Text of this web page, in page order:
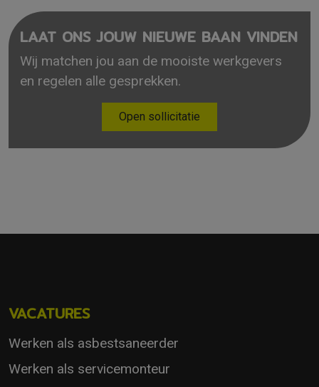
LAAT ONS JOUW NIEUWE BAAN VINDEN
Wij matchen jou aan de mooiste werkgevers
en regelen alle gesprekken.
Open sollicitatie
VACATURES
Werken als asbestsaneerder
Werken als servicemonteur